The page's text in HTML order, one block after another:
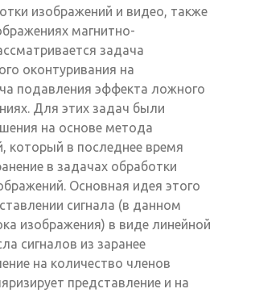
изображений и видео, также
магнитно-
задача
оконтуривания на
подавления эффекта ложного
Для этих задач были
на основе метода
который в последнее время
в задачах обработки
Основная идея этого
сигнала (в данном
изображения) в виде линейной
сигналов из заранее
на количество членов
представление и на